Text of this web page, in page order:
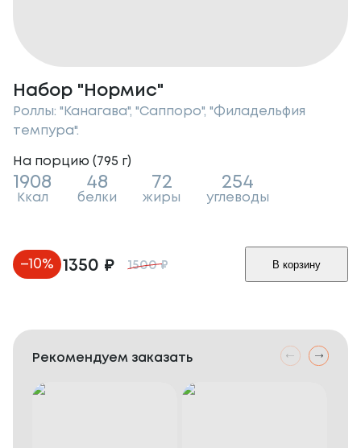
Набор "Нормис"
Роллы: "Канагава", "Саппоро", "Филадельфия
темпура".
На порцию (795 г)
1908
Ккал
48
белки
72
жиры
254
углеводы
–10% 1350 ₽ 1500₽ В корзину
Рекомендуем заказать